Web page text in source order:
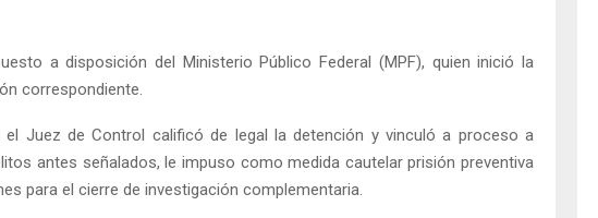
a disposición del Ministerio Público Federal (MPF), quien inició la
correspondiente.
el Juez de Control calificó de legal la detención y vinculó a proceso a
antes señalados, le impuso como medida cautelar prisión preventiva
para el cierre de investigación complementaria.